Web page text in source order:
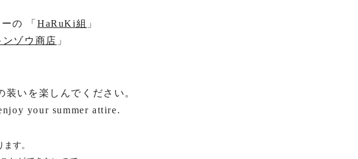
の 「 HaRuKi組 」
ンゾウ商店 」
いを楽しんでください。
your summer attire.
す。